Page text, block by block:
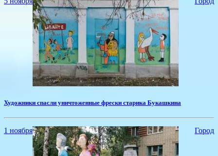
Художники спасли уничтоженные фрески старика Букашкина
1 ноября Город